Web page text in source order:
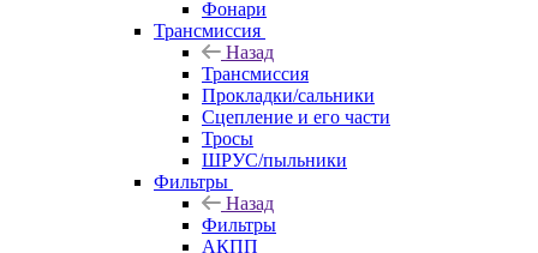
Фонари
Трансмиссия
Назад
Трансмиссия
Прокладки/сальники
Сцепление и его части
Тросы
ШРУС/пыльники
Фильтры
Назад
Фильтры
АКПП